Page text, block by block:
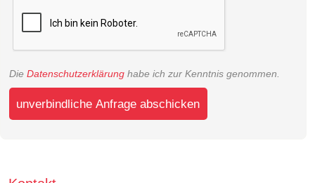
Die Datenschutzerklärung habe ich zur Kenntnis genommen.
unverbindliche Anfrage abschicken